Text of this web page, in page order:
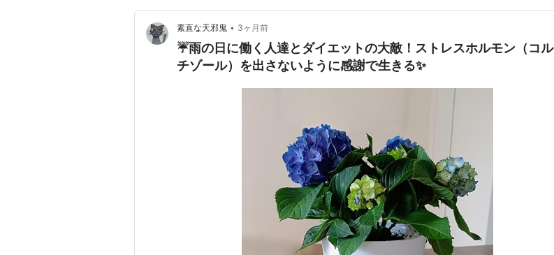
素直な天邪鬼 • 3ヶ月前
☔️雨の日に働く人達とダイエットの大敵！ストレスホルモン（コル
チゾール）を出さないように感謝で生きる✨